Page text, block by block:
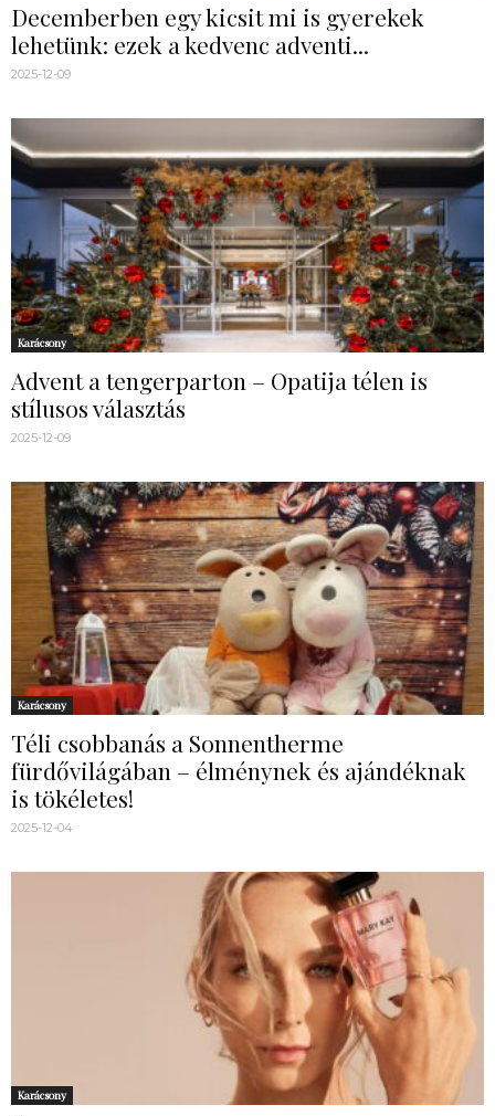
Decemberben egy kicsit mi is gyerekek
lehetünk: ezek a kedvenc adventi...
2025-12-09
Karácsony
Advent a tengerparton – Opatija télen is
stílusos választás
2025-12-09
Karácsony
Téli csobbanás a Sonnentherme
fürdővilágában – élménynek és ajándéknak
is tökéletes!
2025-12-04
Karácsony